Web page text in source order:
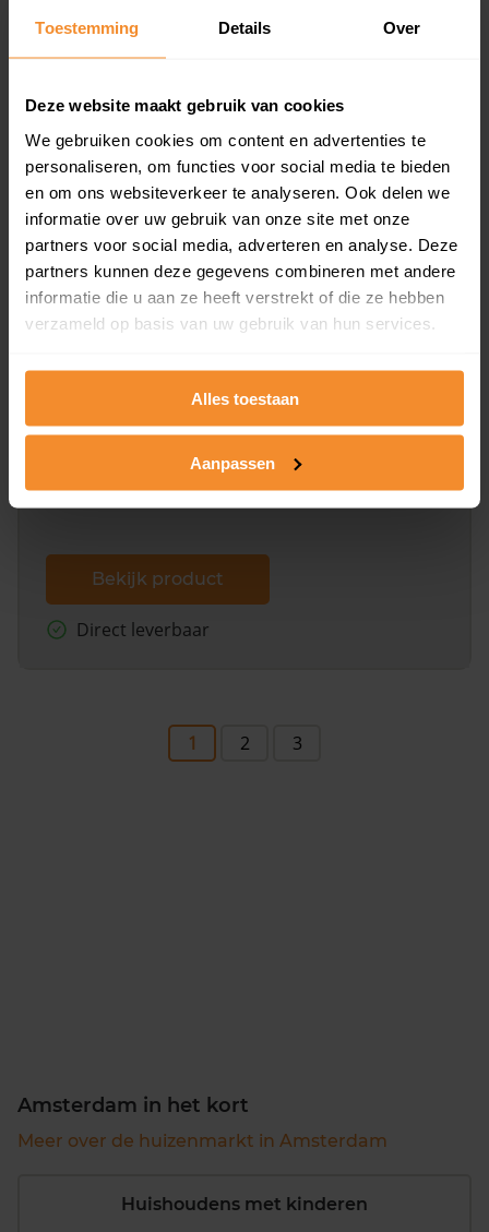
Toestemming Details Over
Deze website maakt gebruik van cookies
We gebruiken cookies om content en advertenties te
personaliseren, om functies voor social media te bieden
en om ons websiteverkeer te analyseren. Ook delen we
informatie over uw gebruik van onze site met onze
partners voor social media, adverteren en analyse. Deze
partners kunnen deze gegevens combineren met andere
informatie die u aan ze heeft verstrekt of die ze hebben
verzameld op basis van uw gebruik van hun services.
Alles toestaan
Aanpassen
Een overzicht van alle verkochte woningen (koopsom
en koopdatum) binnen een postcodegebied. Dit
Bekijk product
Direct leverbaar
Een uitgebreid overzicht van het perceel en
dit inclusief de luchtfoto!
Bekijk product
Direct leverbaar
1 2 3
Amsterdam in het kort
Meer over de huizenmarkt in Amsterdam
Huishoudens met kinderen